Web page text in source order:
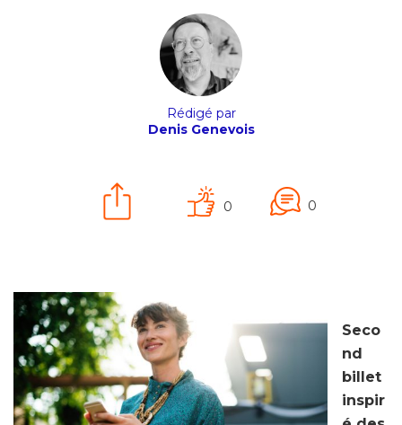
Rédigé par
Denis Genevois
0 0
Seco
nd
billet
inspir